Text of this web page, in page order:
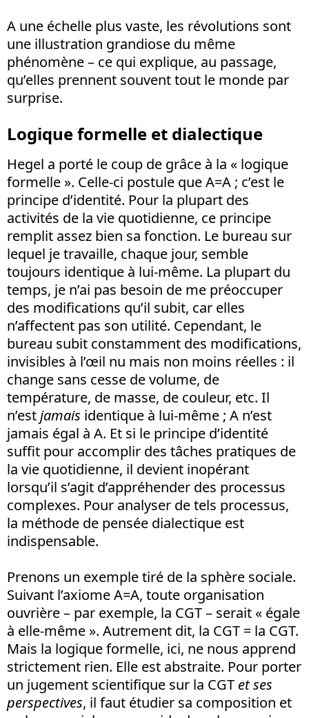
A une échelle plus vaste, les révolutions sont
une illustration grandiose du même
phénomène – ce qui explique, au passage,
qu’elles prennent souvent tout le monde par
surprise.
Logique formelle et dialectique
Hegel a porté le coup de grâce à la « logique
formelle ». Celle-ci postule que A=A ; c’est le
principe d’identité. Pour la plupart des
activités de la vie quotidienne, ce principe
remplit assez bien sa fonction. Le bureau sur
lequel je travaille, chaque jour, semble
toujours identique à lui-même. La plupart du
temps, je n’ai pas besoin de me préoccuper
des modifications qu’il subit, car elles
n’affectent pas son utilité. Cependant, le
bureau subit constamment des modifications,
invisibles à l’œil nu mais non moins réelles : il
change sans cesse de volume, de
température, de masse, de couleur, etc. Il
n’estjamais identique à lui-même ; A n’est
jamais égal à A. Et si le principe d’identité
suffit pour accomplir des tâches pratiques de
la vie quotidienne, il devient inopérant
lorsqu’il s’agit d’appréhender des processus
complexes. Pour analyser de tels processus,
la méthode de pensée dialectique est
indispensable.
Prenons un exemple tiré de la sphère sociale.
Suivant l’axiome A=A, toute organisation
ouvrière – par exemple, la CGT – serait « égale
à elle-même ». Autrement dit, la CGT = la CGT.
Mais la logique formelle, ici, ne nous apprend
strictement rien. Elle est abstraite. Pour porter
un jugement scientifique sur la CGT et ses
perspectives, il faut étudier sa composition et